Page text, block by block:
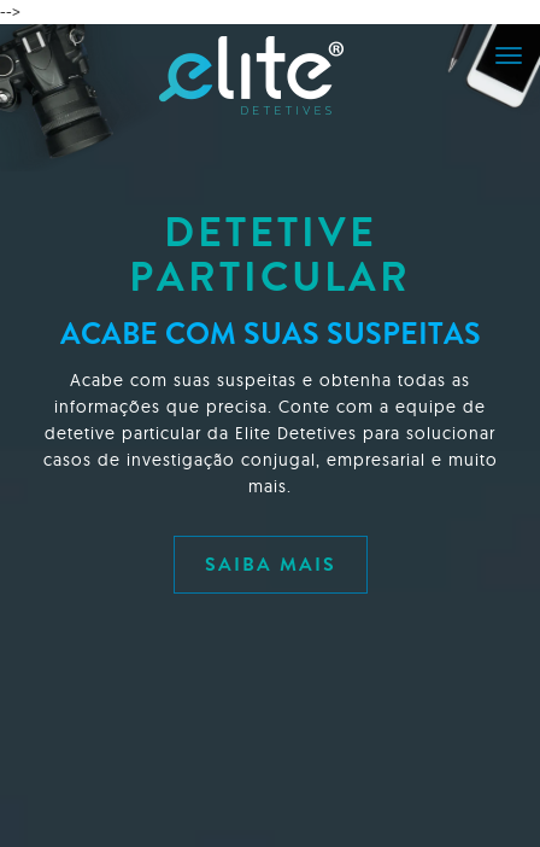
-->
DETETIVE
PARTICULAR
ACABE COM SUAS SUSPEITAS
Acabe com suas suspeitas e obtenha todas as
informações que precisa. Conte com a equipe de
detetive particular da Elite Detetives para solucionar
casos de investigação conjugal, empresarial e muito
mais.
SAIBA MAIS